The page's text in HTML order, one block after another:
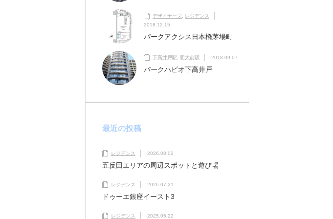
デザイナーズ
レジデンス
2018.12.15
パークアクシス日本橋茅場町
下高井戸駅 明大前駅 2018.09.07
パークハビオ下高井戸
最近の投稿
レジデンス 2026.08.03
五反田エリアの周辺スポットと遊び場
レジデンス 2026.07.21
ドゥーエ銀座イースト3
レジデンス 2025.05.22